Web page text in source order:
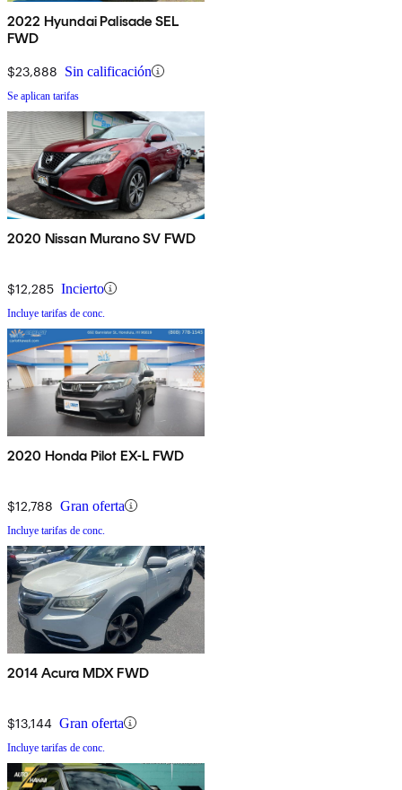
2022 Hyundai Palisade SEL
FWD
$23,888 Sin calificación
Se aplican tarifas
2020 Nissan Murano SV FWD
$12,285 Incierto
Incluye tarifas de conc.
2020 Honda Pilot EX-L FWD
$12,788 Gran oferta
Incluye tarifas de conc.
2014 Acura MDX FWD
$13,144 Gran oferta
Incluye tarifas de conc.